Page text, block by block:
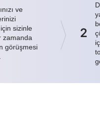
ve
sizinle
zamanda
görüşmesi
2